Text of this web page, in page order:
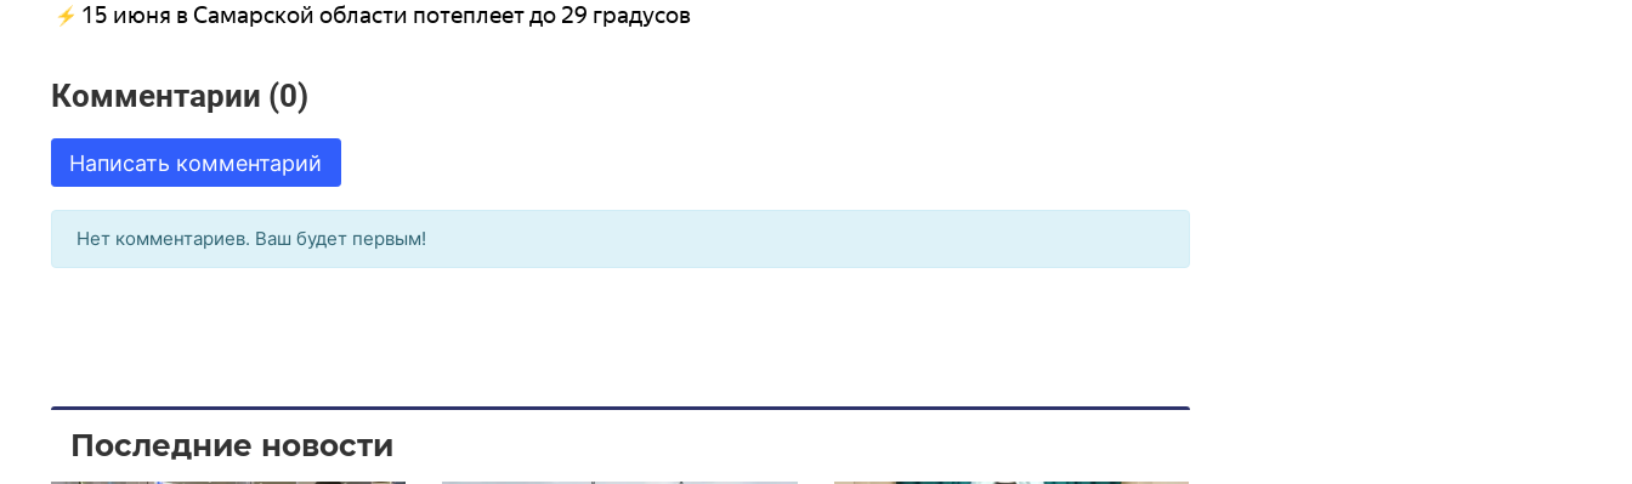
15 июня в Самарской области потеплеет до 29 градусов
Комментарии (0)
Написать комментарий
Нет комментариев. Ваш будет первым!
Последние новости